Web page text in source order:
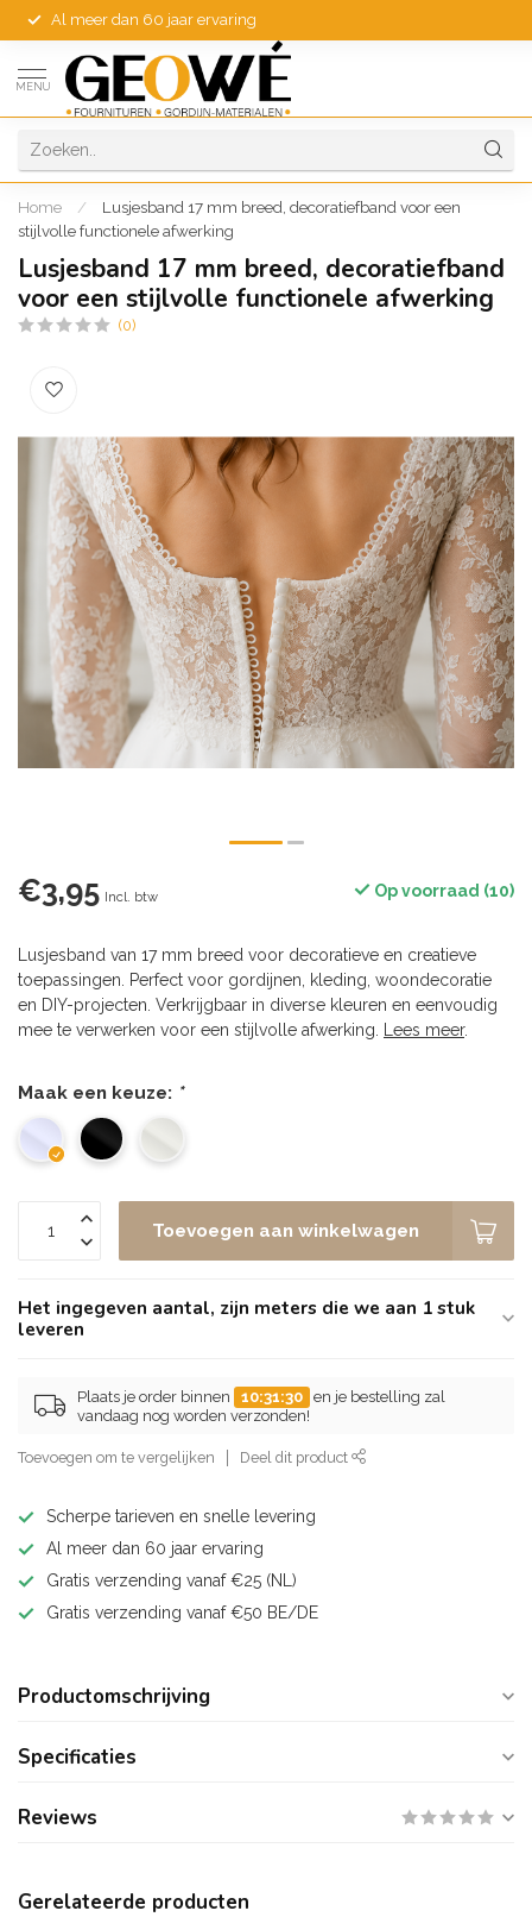
Al meer dan 60 jaar ervaring
MENU
Home /
Lusjesband 17 mm breed, decoratiefband voor een
stijlvolle functionele afwerking
Lusjesband 17 mm breed, decoratiefband
voor een stijlvolle functionele afwerking
(0)
€3,95 Incl. btw Op voorraad (10)
Lusjesband van 17 mm breed voor decoratieve en creatieve
toepassingen. Perfect voor gordijnen, kleding, woondecoratie
en DIY-projecten. Verkrijgbaar in diverse kleuren en eenvoudig
mee te verwerken voor een stijlvolle afwerking.
Lees meer.
Maak een keuze: *
Toevoegen aan winkelwagen
Het ingegeven aantal, zijn meters die we aan 1 stuk
leveren
Plaats je order binnen 10:31:30 en je bestelling zal
vandaag nog worden verzonden!
Toevoegen om te vergelijken Deel dit product
Scherpe tarieven en snelle levering
Al meer dan 60 jaar ervaring
Gratis verzending vanaf €25 (NL)
Gratis verzending vanaf €50 BE/DE
Productomschrijving
Specificaties
Reviews
Gerelateerde producten